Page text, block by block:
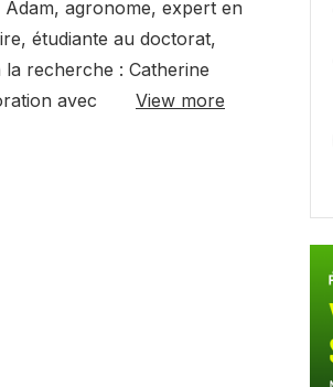
agronome, expert en
étudiante au doctorat,
la recherche : Catherine
avec View more